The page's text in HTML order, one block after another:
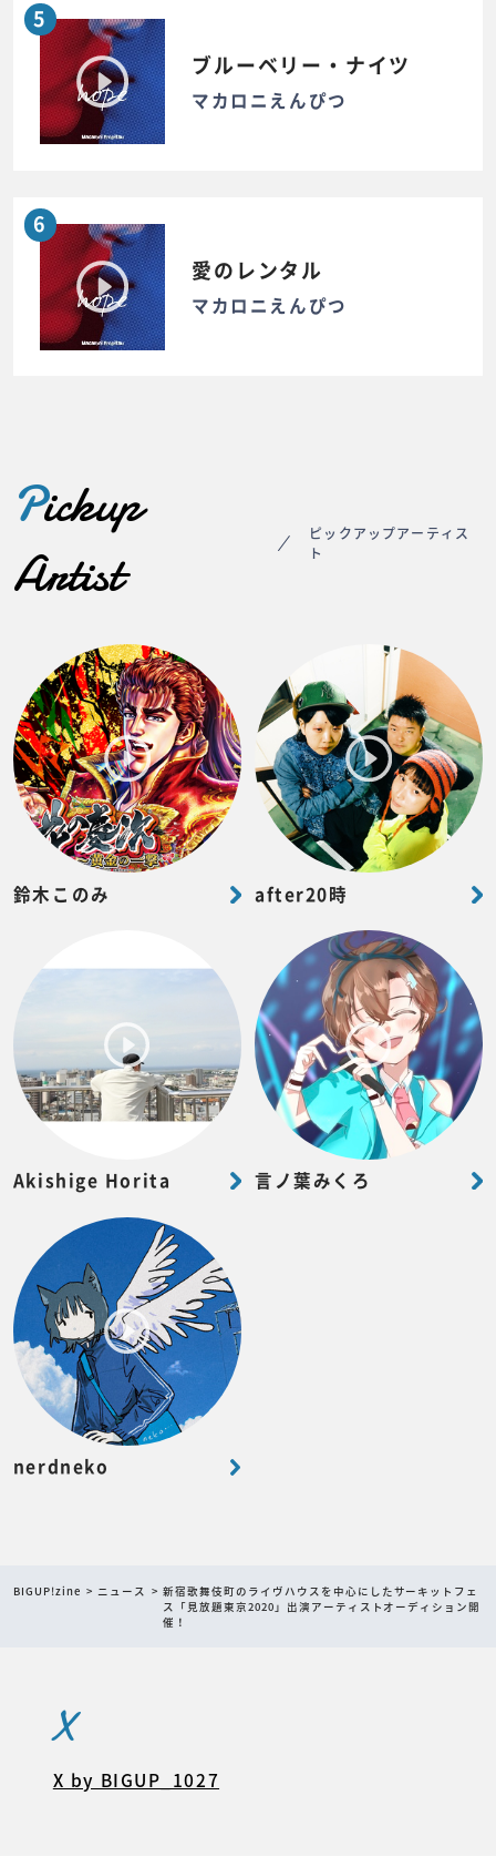
5
ブルーベリー・ナイツ
マカロニえんぴつ
6
愛のレンタル
マカロニえんぴつ
Pickup
Artist
ピックアップアーティス
ト
鈴木このみ after20時
Akishige Horita 言ノ葉みくろ
nerdneko
BIGUP!zine ニュース
新宿歌舞伎町のライヴハウスを中心にしたサーキットフェ
ス「見放題東京2020」出演アーティストオーディション開
催！
X
X by BIGUP_1027